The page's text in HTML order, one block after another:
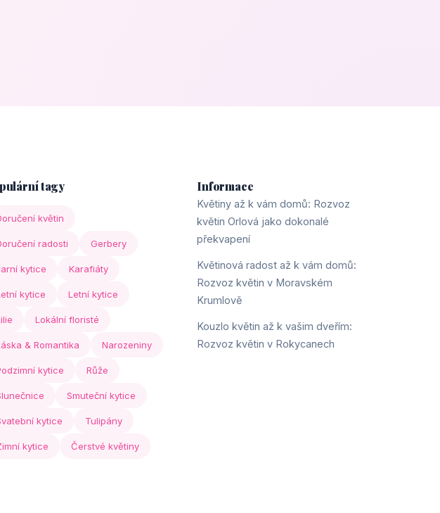
tagy
květin
radosti Gerbery
kytice Karafiáty
kytice Letní kytice
Lokální floristé
& Romantika Narozeniny
kytice Růže
Smuteční kytice
kytice Tulipány
kytice Čerstvé květiny
Informace
Květiny až k vám domů: Rozvoz
květin Orlová jako dokonalé
překvapení
Květinová radost až k vám domů:
Rozvoz květin v Moravském
Krumlově
Kouzlo květin až k vašim dveřím:
Rozvoz květin v Rokycanech